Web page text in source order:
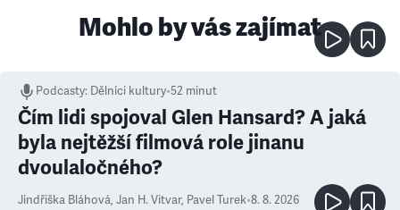
Mohlo by vás zajímat
Podcasty: Dělníci kultury•52 minut
Čím lidi spojoval Glen Hansard? A jaká
byla nejtěžší filmová role jinanu
dvoulaločného?
Jindřiška Bláhová, Jan H. Vitvar, Pavel Turek•8. 8. 2026